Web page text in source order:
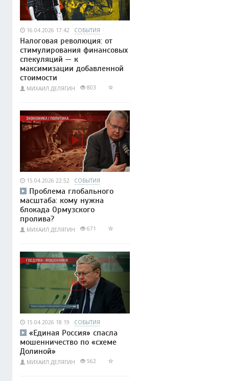
16.04.2026 17:42 СОБЫТИЯ
Налоговая революция: от
стимулирования финансовых
спекуляций — к
максимизации добавленной
стоимости
МИХАИЛ ДЕЛЯГИН 803
15.04.2026 22:52 СОБЫТИЯ
Проблема глобального
масштаба: кому нужна
блокада Ормузского
пролива?
МИХАИЛ ДЕЛЯГИН 671
15.04.2026 18:19 СОБЫТИЯ
«Единая Россия» спасла
мошенничество по «схеме
Долиной»
МИХАИЛ ДЕЛЯГИН 562